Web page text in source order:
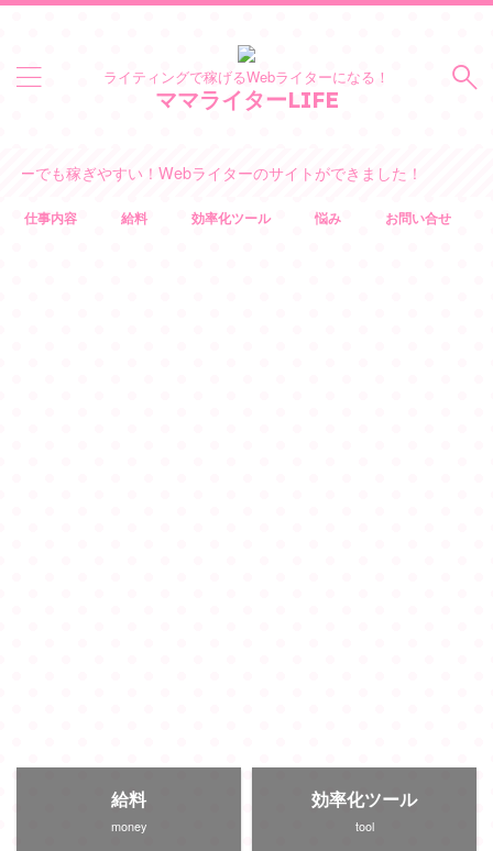
ライティングで稼げるWebライターになる！
ママライターLIFE
ぎやすい！Webライターのサイトができました！
仕事内容 給料 効率化ツール 悩み お問い合せ
給料
money
効率化ツール
tool